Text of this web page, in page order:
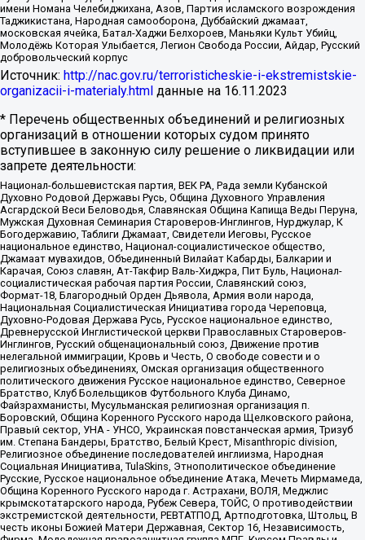
имени Номана Челебиджихана, Азов, Партия исламского возрождения
Таджикистана, Народная самооборона, Дуббайский джамаат,
московская ячейка, Батал-Хаджи Белхороев, Маньяки Культ Убийц,
Молодёжь Которая Улыбается, Легион Свобода России, Айдар, Русский
добровольческий корпус
Источник: http://nac.gov.ru/terroristicheskie-i-ekstremistskie-
organizacii-i-materialy.html данные на 16.11.2023
* Перечень общественных объединений и религиозных
организаций в отношении которых судом принято
вступившее в законную силу решение о ликвидации или
запрете деятельности:
Национал-большевистская партия, ВЕК РА, Рада земли Кубанской
Духовно Родовой Державы Русь, Община Духовного Управления
Асгардской Веси Беловодья, Славянская Община Капища Веды Перуна,
Мужская Духовная Семинария Староверов-Инглингов, Нурджулар, К
Богодержавию, Таблиги Джамаат, Свидетели Иеговы, Русское
национальное единство, Национал-социалистическое общество,
Джамаат мувахидов, Объединенный Вилайат Кабарды, Балкарии и
Карачая, Союз славян, Ат-Такфир Валь-Хиджра, Пит Буль, Национал-
социалистическая рабочая партия России, Славянский союз,
Формат-18, Благородный Орден Дьявола, Армия воли народа,
Национальная Социалистическая Инициатива города Череповца,
Духовно-Родовая Держава Русь, Русское национальное единство,
Древнерусской Инглистической церкви Православных Староверов-
Инглингов, Русский общенациональный союз, Движение против
нелегальной иммиграции, Кровь и Честь, О свободе совести и о
религиозных объединениях, Омская организация общественного
политического движения Русское национальное единство, Северное
Братство, Клуб Болельщиков Футбольного Клуба Динамо,
Файзрахманисты, Мусульманская религиозная организация п.
Боровский, Община Коренного Русского народа Щелковского района,
Правый сектор, УНА - УНСО, Украинская повстанческая армия, Тризуб
им. Степана Бандеры, Братство, Белый Крест, Misanthropic division,
Религиозное объединение последователей инглиизма, Народная
Социальная Инициатива, TulaSkins, Этнополитическое объединение
Русские, Русское национальное объединение Атака, Мечеть Мирмамеда,
Община Коренного Русского народа г. Астрахани, ВОЛЯ, Меджлис
крымскотатарского народа, Рубеж Севера, ТОЙС, О противодействии
экстремистской деятельности, РЕВТАТПОД, Артподготовка, Штольц, В
честь иконы Божией Матери Державная, Сектор 16, Независимость,